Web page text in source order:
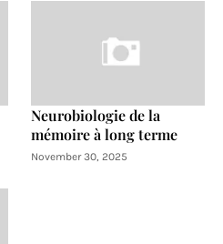
Neurobiologie de la
mémoire à long terme
November 30, 2025